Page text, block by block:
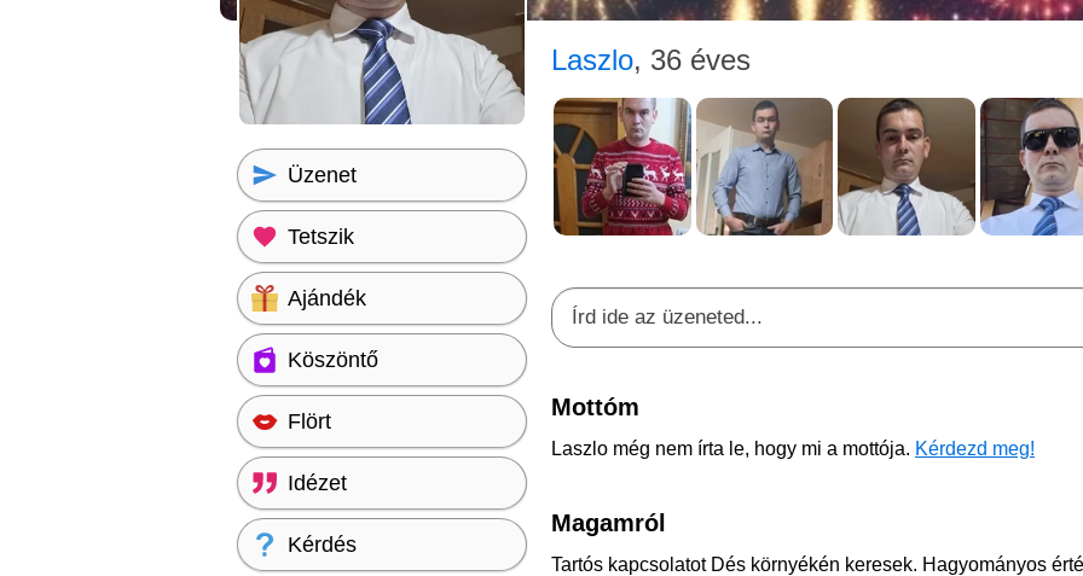
Laszlo, 36 éves
Mottóm
Laszlo még nem írta le, hogy mi a mottója. Kérdezd meg!
Magamról
Tartós kapcsolatot Dés környékén keresek. Hagyományos
Üzenet
Tetszik
Ajándék
Köszöntő
Flört
Idézet
Kérdés